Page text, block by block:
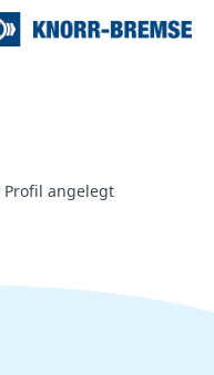
Profil angelegt